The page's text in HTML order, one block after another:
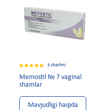
3 sharhni
Memostil № 7 vaginal
shamlar
Mavjudligi haqida